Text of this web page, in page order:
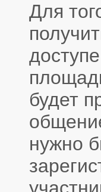
Для
будет
нужно